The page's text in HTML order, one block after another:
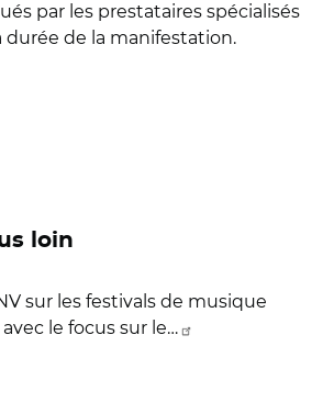
par les prestataires spécialisés
durée de la manifestation.
loin
sur les festivals de musique
le focus sur le…